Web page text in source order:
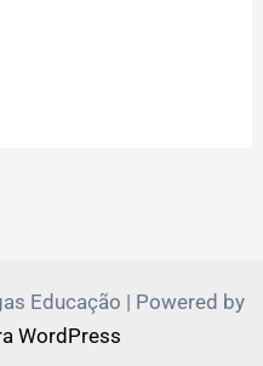
Educação | Powered by
WordPress